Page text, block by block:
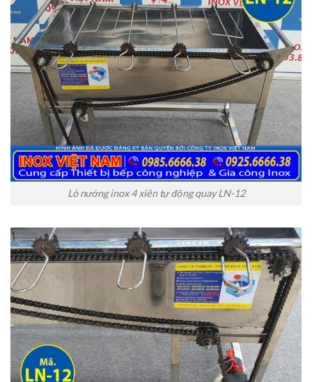
Lò nướng inox 4 xiên tự động quay LN-12